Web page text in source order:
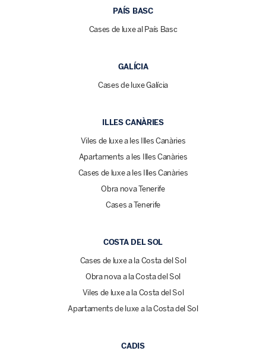
PAÍS BASC
Cases de luxe al País Basc
GALÍCIA
Cases de luxe Galícia
ILLES CANÀRIES
Viles de luxe a les Illes Canàries
Apartaments a les Illes Canàries
Cases de luxe a les Illes Canàries
Obra nova Tenerife
Cases a Tenerife
COSTA DEL SOL
Cases de luxe a la Costa del Sol
Obra nova a la Costa del Sol
Viles de luxe a la Costa del Sol
Apartaments de luxe a la Costa del Sol
CADIS